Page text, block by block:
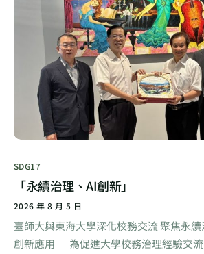
SDG17
「永續治理、AI創新」
2026 年 8 月 5 日
臺師大與東海大學深化校務交流 聚焦永
創新應用 為促進大學校務治理經驗交